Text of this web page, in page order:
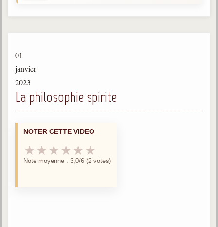
Divaldo Franco
Bibliothèque
Bibliothèque spirite
Documents
01
janvier
2023
La philosophie spirite
NOTER CETTE VIDEO
★ ★ ★ ★ ★ ★
Note moyenne : 3,0/6 (2 votes)